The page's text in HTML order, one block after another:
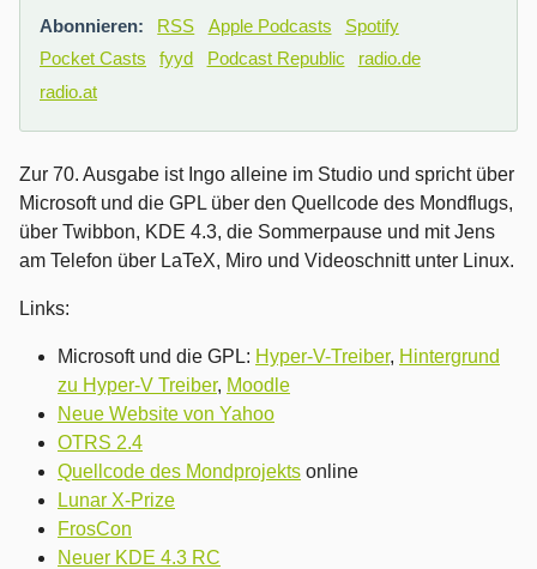
Abonnieren:
RSS Apple Podcasts
Spotify
Pocket Casts
fyyd Podcast Republic
radio.de
radio.at
Zur 70. Ausgabe ist Ingo alleine im Studio und spricht über
Microsoft und die GPL über den Quellcode des Mondflugs,
über Twibbon, KDE 4.3, die Sommerpause und mit Jens
am Telefon über LaTeX, Miro und Videoschnitt unter Linux.
Links:
Microsoft und die GPL: Hyper-V-Treiber, Hintergrund
zu Hyper-V Treiber, Moodle
Neue Website von Yahoo
OTRS 2.4
Quellcode des Mondprojekts online
Lunar X-Prize
FrosCon
Neuer KDE 4.3 RC